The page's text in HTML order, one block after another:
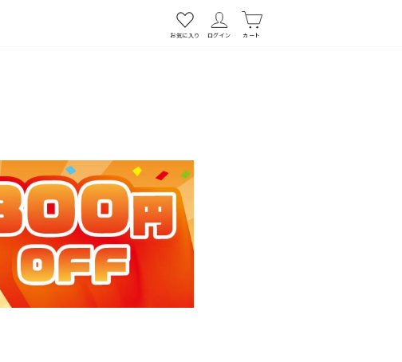
お気に入り ログイン カート